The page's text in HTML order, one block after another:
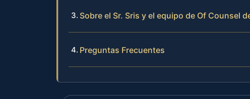
Sobre el Sr. Sris y el equipo de Of Counsel
Preguntas Frecuentes